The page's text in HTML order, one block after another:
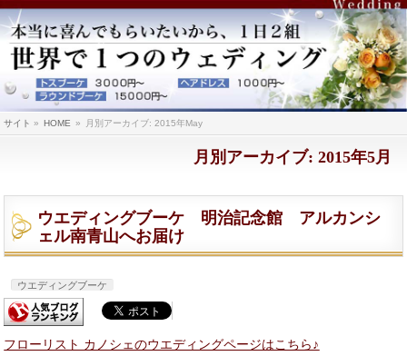
サイト » HOME » 月別アーカイブ: 2015年May
月別アーカイブ: 2015年5月
ウエディングブーケ 明治記念館 アルカンシ
ェル南青山へお届け
ウエディングブーケ
フローリスト カノシェのウエディングページはこちら♪